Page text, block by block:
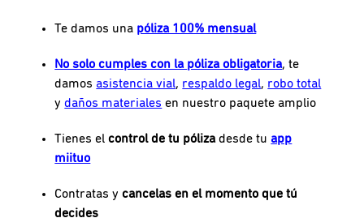
Te damos una póliza 100% mensual
No solo cumples con la póliza obligatoria, te
damos asistencia vial, respaldo legal, robo total
y daños materiales en nuestro paquete amplio
Tienes el control de tu póliza desde tu app
miituo
Contratas ycancelas en el momento que tú
decides